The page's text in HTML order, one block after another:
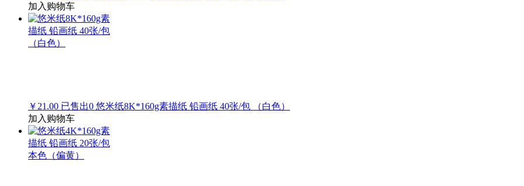
加入购物车
￥21.00 已售出0 悠米纸8K*160g素描纸 铅画纸 40张/包 （白色）
加入购物车